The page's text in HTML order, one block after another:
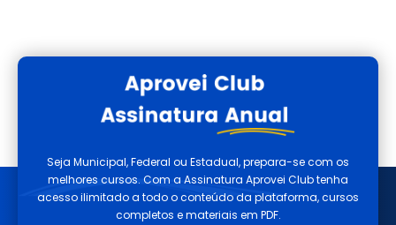
Seja Municipal, Federal ou Estadual, prepara-se com os
melhores cursos. Com a Assinatura Aprovei Club tenha
acesso ilimitado a todo o conteúdo da plataforma, cursos
completos e materiais em PDF.